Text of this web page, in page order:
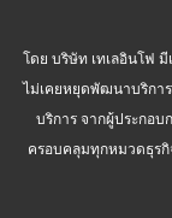
โดย บริษัท เทเลอินโฟ
ไม่เคยหยุดพัฒนาบริกา
บริการ จากผู้ประกอ
ครอบคลุมทุกหมวดธุรกิ